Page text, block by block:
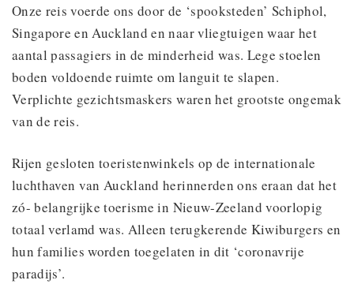
Onze reis voerde ons door de ‘spooksteden’ Schiphol,
Singapore en Auckland en naar vliegtuigen waar het
aantal passagiers in de minderheid was. Lege stoelen
boden voldoende ruimte om languit te slapen.
Verplichte gezichtsmaskers waren het grootste ongemak
van de reis.
Rijen gesloten toeristenwinkels op de internationale
luchthaven van Auckland herinnerden ons eraan dat het
zó- belangrijke toerisme in Nieuw-Zeeland voorlopig
totaal verlamd was. Alleen terugkerende Kiwiburgers en
hun families worden toegelaten in dit ‘coronavrije
paradijs’.